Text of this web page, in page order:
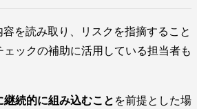
を読み取り、リスクを指摘すること
ックの補助に活用している担当者も
継続的に組み込むこと を前提とした場